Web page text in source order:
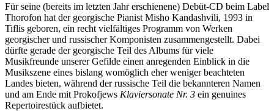
Für seine (bereits im letzten Jahr erschienene) Debüt-CD beim Label
Thorofon hat der georgische Pianist Misho Kandashvili, 1993 in
Tiflis geboren, ein recht vielfältiges Programm von Werken
georgischer und russischer Komponisten zusammengestellt. Dabei
dürfte gerade der georgische Teil des Albums für viele
Musikfreunde unserer Gefilde einen anregenden Einblick in die
Musikszene eines bislang womöglich eher weniger beachteten
Landes bieten, während der russische Teil die bekannteren Namen
und am Ende mit Prokofjews Klaviersonate Nr. 3 ein genuines
Repertoirestück aufbietet.